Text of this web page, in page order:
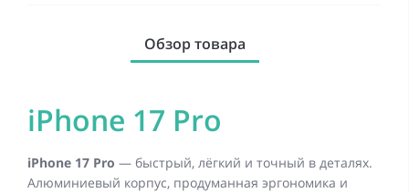
Обзор товара
iPhone 17 Pro
iPhone 17 Pro — быстрый, лёгкий и точный в деталях.
Алюминиевый корпус, продуманная эргономика и